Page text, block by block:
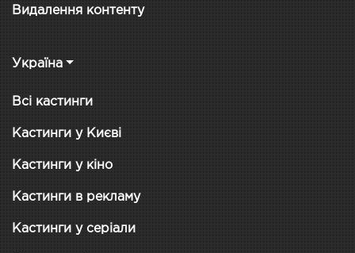
Видалення контенту
Україна
Всі кастинги
Кастинги у Києві
Кастинги у кіно
Кастинги в рекламу
Кастинги у серіали